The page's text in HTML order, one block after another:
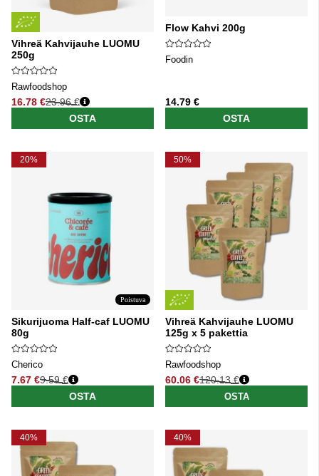
Vihreä Kahvijauhe LUOMU
250g
Rawfoodshop
16.78 €
Normaali hinta
23.96 €
OSTA
Flow Kahvi 200g
Foodin
14.79 €
OSTA
20%
Poistuva
Sikurijuoma Half-caf LUOMU
80g
Cherico
7.67 €
Normaali hinta
9.59 €
OSTA
50%
Vihreä Kahvijauhe LUOMU
125g x 5 pakettia
Rawfoodshop
60.06 €
Normaali hinta
120.13 €
OSTA
40% 40%